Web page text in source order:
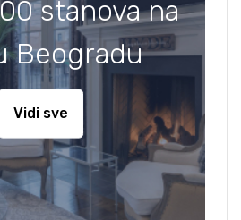
stanova na
Beogradu
Vidi sve